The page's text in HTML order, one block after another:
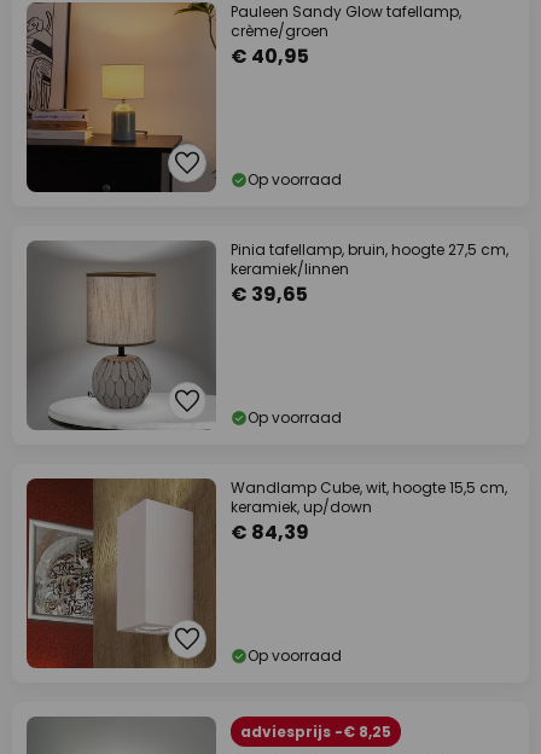
Pauleen Sandy Glow tafellamp,
crème/groen
€ 40,95
Op voorraad
Pinia tafellamp, bruin, hoogte 27,5 cm,
keramiek/linnen
€ 39,65
Op voorraad
Wandlamp Cube, wit, hoogte 15,5 cm,
keramiek, up/down
€ 84,39
Op voorraad
adviesprijs -€ 8,25